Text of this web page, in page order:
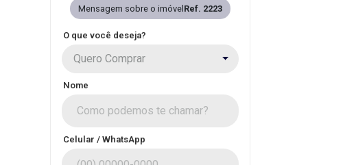
Mensagem sobre o imóvel Ref. 2223
O que você deseja?
Quero Comprar
Nome
Celular / WhatsApp